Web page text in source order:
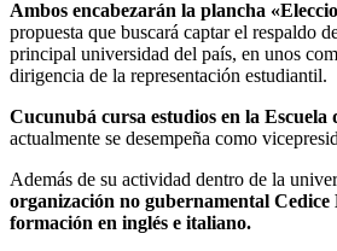
Ambos encabezarán la plancha
propuesta que buscará captar el respaldo
principal universidad del país, en unos
dirigencia de la representación estudiantil.
Cucunubá cursa estudios en la
actualmente se desempeña como
Además de su actividad dentro de la
organización no gubernamental
formación en inglés e italiano.